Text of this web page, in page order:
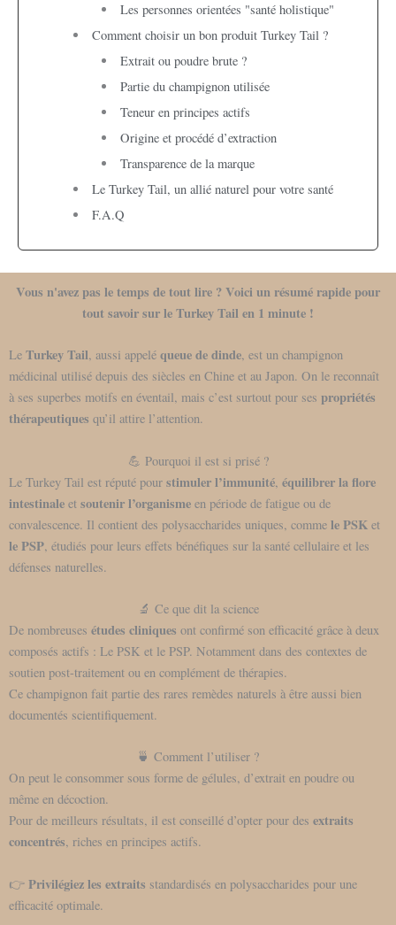
Les personnes orientées "santé holistique"
Comment choisir un bon produit Turkey Tail ?
Extrait ou poudre brute ?
Partie du champignon utilisée
Teneur en principes actifs
Origine et procédé d’extraction
Transparence de la marque
Le Turkey Tail, un allié naturel pour votre santé
F.A.Q
Vous n'avez pas le temps de tout lire ? Voici un résumé rapide pour
tout savoir sur le Turkey Tail en 1 minute !
Le Turkey Tail, aussi appelé queue de dinde, est un champignon
médicinal utilisé depuis des siècles en Chine et au Japon. On le reconnaît
à ses superbes motifs en éventail, mais c’est surtout pour ses propriétés
thérapeutiques qu’il attire l’attention.
💪 Pourquoi il est si prisé ?
Le Turkey Tail est réputé pour stimuler l’immunité, équilibrer la flore
intestinale et soutenir l’organisme en période de fatigue ou de
convalescence. Il contient des polysaccharides uniques, comme le PSK et
le PSP, étudiés pour leurs effets bénéfiques sur la santé cellulaire et les
défenses naturelles.
🔬 Ce que dit la science
De nombreuses études cliniques ont confirmé son efficacité grâce à deux
composés actifs : Le PSK et le PSP. Notamment dans des contextes de
soutien post-traitement ou en complément de thérapies.
Ce champignon fait partie des rares remèdes naturels à être aussi bien
documentés scientifiquement.
🍵 Comment l’utiliser ?
On peut le consommer sous forme de gélules, d’extrait en poudre ou
même en décoction.
Pour de meilleurs résultats, il est conseillé d’opter pour des extraits
concentrés, riches en principes actifs.
👉 Privilégiez les extraits standardisés en polysaccharides pour une
efficacité optimale.